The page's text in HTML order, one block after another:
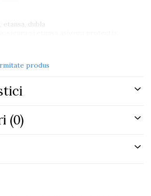
dubla
confirma faptul ca punga
deschisa inainte de prima
in congelator datorita imbinarilor
produs
(0)